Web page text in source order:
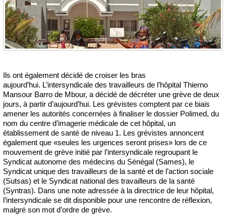
Ils ont également décidé de croiser les bras
aujourd’hui. L’intersyndicale des travailleurs de l’hôpital Thierno
Mansour Barro de Mbour, a décidé de décréter une grève de deux
jours, à partir d’aujourd’hui. Les grévistes comptent par ce biais
amener les autorités concernées à finaliser le dossier Polimed, du
nom du centre d’imagerie médicale de cet hôpital, un
établissement de santé de niveau 1. Les grévistes annoncent
également que «seules les urgences seront prises» lors de ce
mouvement de grève initié par l’intersyndicale regroupant le
Syndicat autonome des médecins du Sénégal (Sames), le
Syndicat unique des travailleurs de la santé et de l’action sociale
(Sutsas) et le Syndicat national des travailleurs de la santé
(Syntras). Dans une note adressée à la directrice de leur hôpital,
l’intersyndicale se dit disponible pour une rencontre de réflexion,
malgré son mot d’ordre de grève.